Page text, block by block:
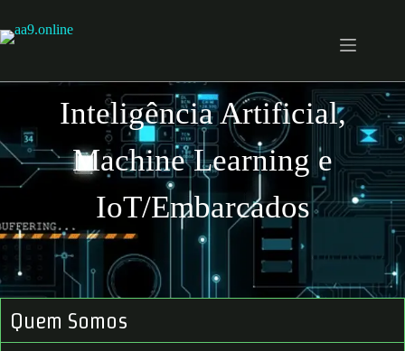
Inteligência Artificial,
Machine Learning e
IoT/Embarcados
Quem Somos